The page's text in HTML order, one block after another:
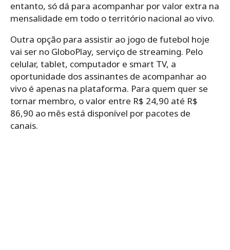
entanto, só dá para acompanhar por valor extra na
mensalidade em todo o território nacional ao vivo.
Outra opção para assistir ao jogo de futebol hoje
vai ser no GloboPlay, serviço de streaming. Pelo
celular, tablet, computador e smart TV, a
oportunidade dos assinantes de acompanhar ao
vivo é apenas na plataforma. Para quem quer se
tornar membro, o valor entre R$ 24,90 até R$
86,90 ao mês está disponível por pacotes de
canais.